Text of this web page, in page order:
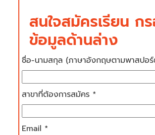
สนใจสมัครเรียน ก
ข้อมูลด้านล่าง
ชื่อ-นามสกุล (ภาษาอังกฤษตามพาสปอ
สาขาที่ต้องการสมัคร *
Email *